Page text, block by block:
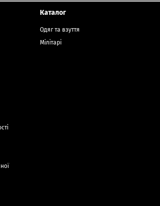
Каталог
Одяг та взуття
Мілітарі